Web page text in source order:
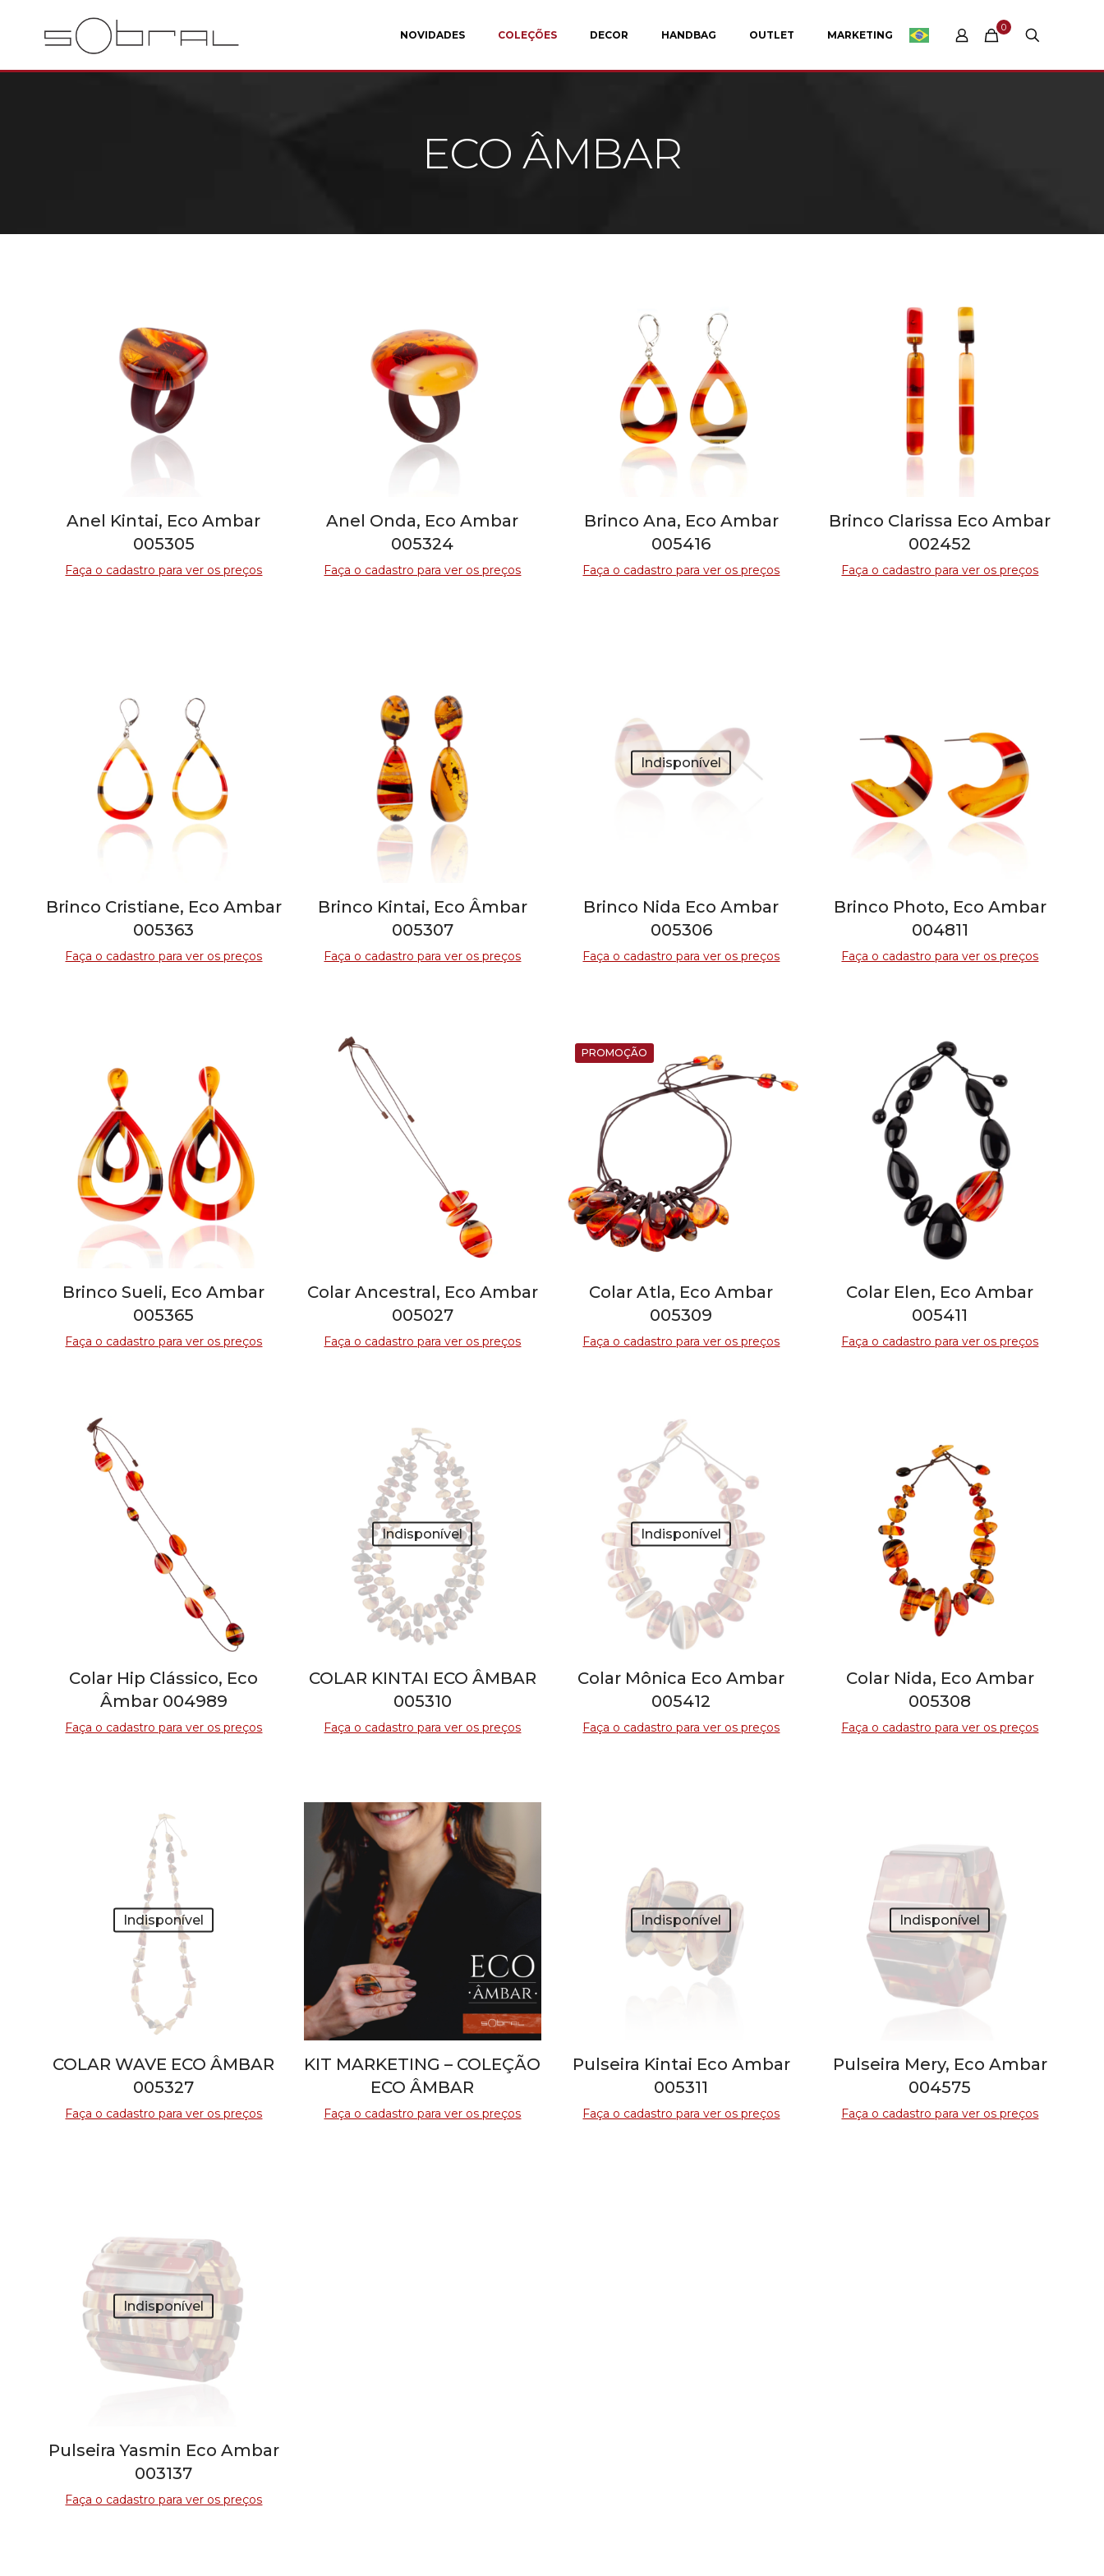
NOVIDADES COLEÇÕES DECOR HANDBAG OUTLET MARKETING
0
ECO ÂMBAR
Anel Kintai, Eco Ambar
005305
Faça o cadastro para ver os preços
Anel Onda, Eco Ambar
005324
Faça o cadastro para ver os preços
Brinco Ana, Eco Ambar
005416
Faça o cadastro para ver os preços
Brinco Clarissa Eco Ambar
002452
Faça o cadastro para ver os preços
Brinco Cristiane, Eco Ambar
005363
Faça o cadastro para ver os preços
Brinco Kintai, Eco Âmbar
005307
Faça o cadastro para ver os preços
Indisponível
Brinco Nida Eco Ambar
005306
Faça o cadastro para ver os preços
Brinco Photo, Eco Ambar
004811
Faça o cadastro para ver os preços
Brinco Sueli, Eco Ambar
005365
Faça o cadastro para ver os preços
Colar Ancestral, Eco Ambar
005027
Faça o cadastro para ver os preços
PROMOÇÃO
Colar Atla, Eco Ambar
005309
Faça o cadastro para ver os preços
Colar Elen, Eco Ambar
005411
Faça o cadastro para ver os preços
Colar Hip Clássico, Eco
Âmbar 004989
Faça o cadastro para ver os preços
Indisponível
COLAR KINTAI ECO ÂMBAR
005310
Faça o cadastro para ver os preços
Indisponível
Colar Mônica Eco Ambar
005412
Faça o cadastro para ver os preços
Colar Nida, Eco Ambar
005308
Faça o cadastro para ver os preços
Indisponível
COLAR WAVE ECO ÂMBAR
005327
Faça o cadastro para ver os preços
KIT MARKETING – COLEÇÃO
ECO ÂMBAR
Faça o cadastro para ver os preços
Indisponível
Pulseira Kintai Eco Ambar
005311
Faça o cadastro para ver os preços
Indisponível
Pulseira Mery, Eco Ambar
004575
Faça o cadastro para ver os preços
Indisponível
Pulseira Yasmin Eco Ambar
003137
Faça o cadastro para ver os preços